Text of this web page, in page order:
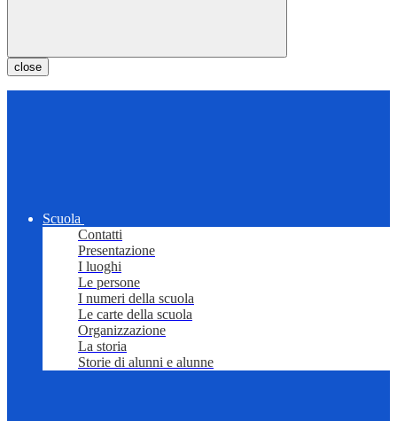
close
Scuola
Contatti
Presentazione
I luoghi
Le persone
I numeri della scuola
Le carte della scuola
Organizzazione
La storia
Storie di alunni e alunne